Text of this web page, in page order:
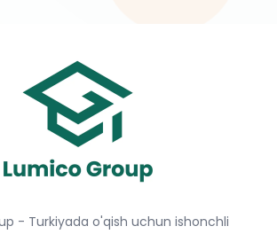
- Turkiyada o'qish uchun ishonchli